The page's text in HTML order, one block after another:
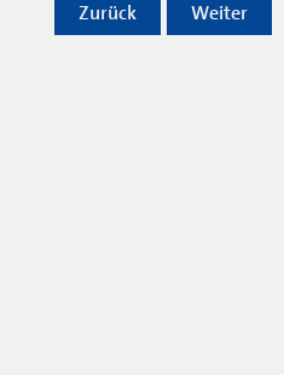
Weiter
Zurück